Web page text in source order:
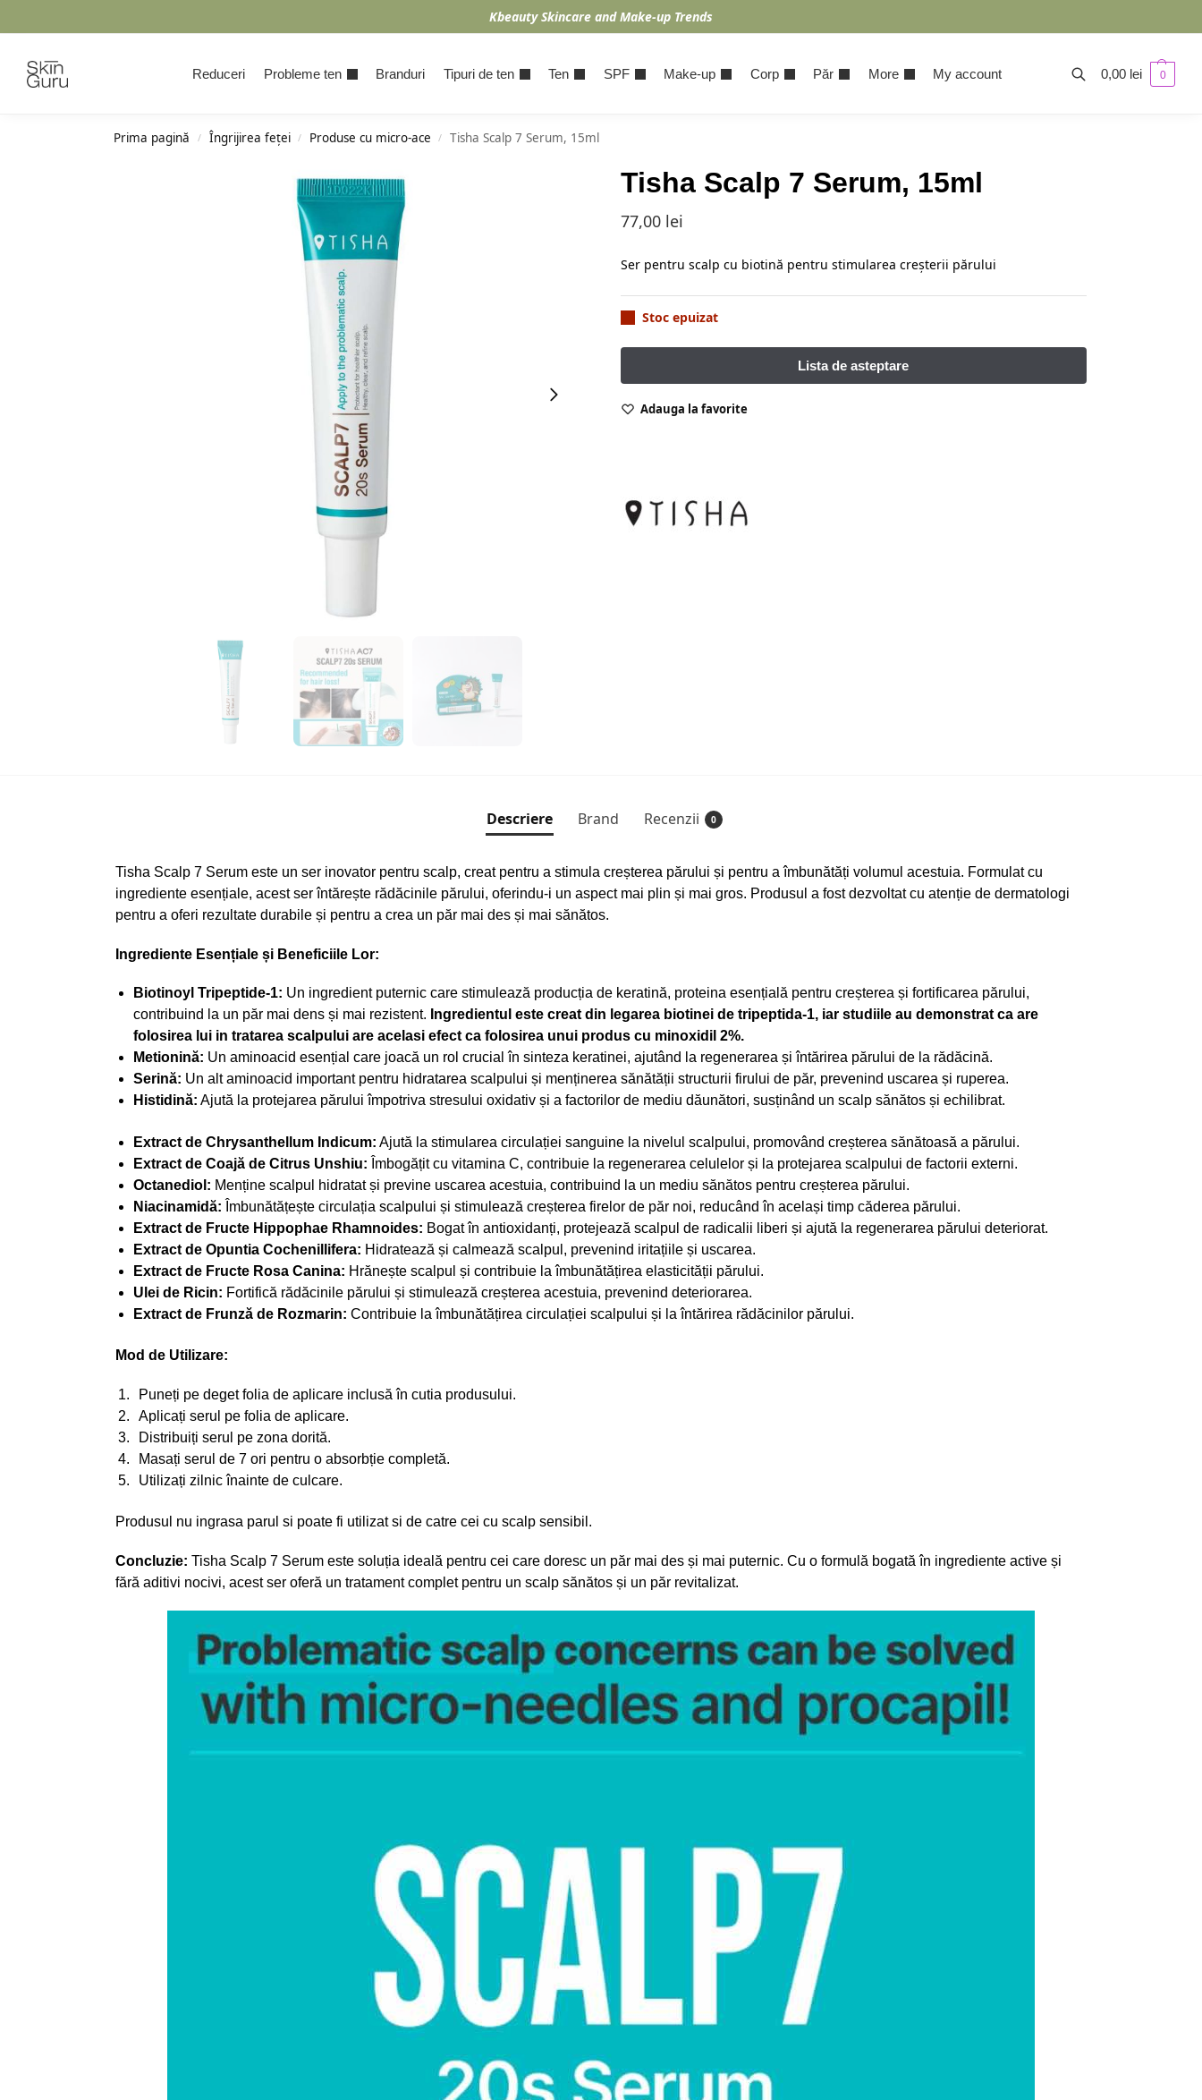
Kbeauty Skincare and Make-up Trends
Reduceri Probleme ten Branduri Tipuri de ten Ten SPF Make-up Corp Păr More My account 0,00 lei 0
Prima pagină / Îngrijirea feței / Produse cu micro-ace / Tisha Scalp 7 Serum, 15ml
Tisha Scalp 7 Serum, 15ml
77,00 lei
Ser pentru scalp cu biotină pentru stimularea creșterii părului
Stoc epuizat
Adauga la favorite
Descriere Brand Recenzii 0
Tisha Scalp 7 Serum este un ser inovator pentru scalp, creat pentru a stimula creșterea părului și pentru a îmbunătăți volumul acestuia. Formulat cu
ingrediente esențiale, acest ser întărește rădăcinile părului, oferindu-i un aspect mai plin și mai gros. Produsul a fost dezvoltat cu atenție de dermatologi
pentru a oferi rezultate durabile și pentru a crea un păr mai des și mai sănătos.
Ingrediente Esențiale și Beneficiile Lor:
Biotinoyl Tripeptide-1: Un ingredient puternic care stimulează producția de keratină, proteina esențială pentru creșterea și fortificarea părului,
contribuind la un păr mai dens și mai rezistent. Ingredientul este creat din legarea biotinei de tripeptida-1, iar studiile au demonstrat ca are
folosirea lui in tratarea scalpului are acelasi efect ca folosirea unui produs cu minoxidil 2%.
Metionină: Un aminoacid esențial care joacă un rol crucial în sinteza keratinei, ajutând la regenerarea și întărirea părului de la rădăcină.
Serină: Un alt aminoacid important pentru hidratarea scalpului și menținerea sănătății structurii firului de păr, prevenind uscarea și ruperea.
Histidină: Ajută la protejarea părului împotriva stresului oxidativ și a factorilor de mediu dăunători, susținând un scalp sănătos și echilibrat.
Extract de Chrysanthellum Indicum: Ajută la stimularea circulației sanguine la nivelul scalpului, promovând creșterea sănătoasă a părului.
Extract de Coajă de Citrus Unshiu: Îmbogățit cu vitamina C, contribuie la regenerarea celulelor și la protejarea scalpului de factorii externi.
Octanediol: Menține scalpul hidratat și previne uscarea acestuia, contribuind la un mediu sănătos pentru creșterea părului.
Niacinamidă: Îmbunătățește circulația scalpului și stimulează creșterea firelor de păr noi, reducând în același timp căderea părului.
Extract de Fructe Hippophae Rhamnoides: Bogat în antioxidanți, protejează scalpul de radicalii liberi și ajută la regenerarea părului deteriorat.
Extract de Opuntia Cochenillifera: Hidratează și calmează scalpul, prevenind iritațiile și uscarea.
Extract de Fructe Rosa Canina: Hrănește scalpul și contribuie la îmbunătățirea elasticității părului.
Ulei de Ricin: Fortifică rădăcinile părului și stimulează creșterea acestuia, prevenind deteriorarea.
Extract de Frunză de Rozmarin: Contribuie la îmbunătățirea circulației scalpului și la întărirea rădăcinilor părului.
Mod de Utilizare:
Puneți pe deget folia de aplicare inclusă în cutia produsului.
Aplicați serul pe folia de aplicare.
Distribuiți serul pe zona dorită.
Masați serul de 7 ori pentru o absorbție completă.
Utilizați zilnic înainte de culcare.
Produsul nu ingrasa parul si poate fi utilizat si de catre cei cu scalp sensibil.
Concluzie: Tisha Scalp 7 Serum este soluția ideală pentru cei care doresc un păr mai des și mai puternic. Cu o formulă bogată în ingrediente active și
fără aditivi nocivi, acest ser oferă un tratament complet pentru un scalp sănătos și un păr revitalizat.